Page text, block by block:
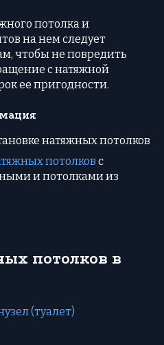
потолка и
на нем следует
чтобы не повредить
с натяжной
ее пригодности.
натяжных потолков
потолков с
и потолками из